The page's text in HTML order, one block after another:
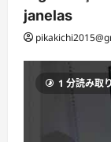
janelas
1 分読み取り